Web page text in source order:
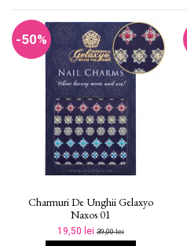
-50%
Charmuri De Unghii Gelaxyo
Naxos 01
19,50 lei39,00 lei